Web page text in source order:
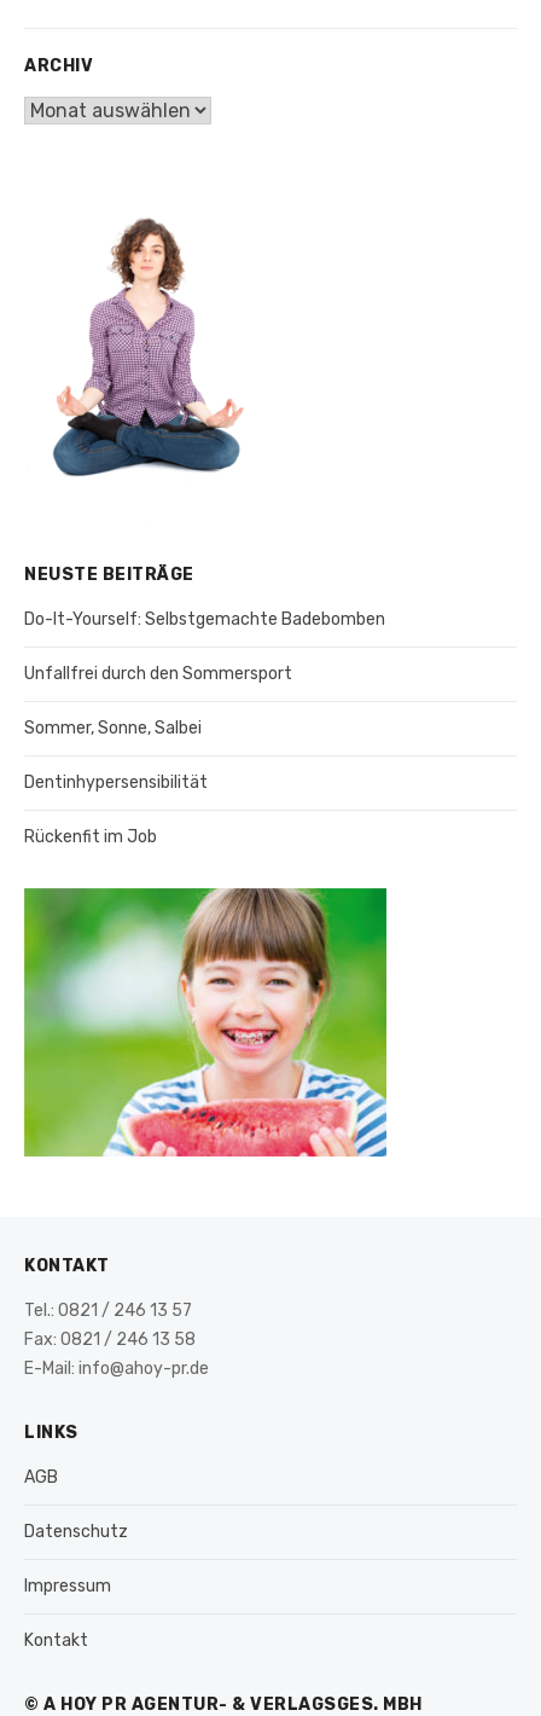
ARCHIV
ARCHIV
NEUSTE BEITRÄGE
Do-It-Yourself: Selbstgemachte Badebomben
Unfallfrei durch den Sommersport
Sommer, Sonne, Salbei
Dentinhypersensibilität
Rückenfit im Job
KONTAKT
Tel.: 0821 / 246 13 57
Fax: 0821 / 246 13 58
E-Mail: info@ahoy-pr.de
LINKS
AGB
Datenschutz
Impressum
Kontakt
© A HOY PR AGENTUR- & VERLAGSGES. MBH